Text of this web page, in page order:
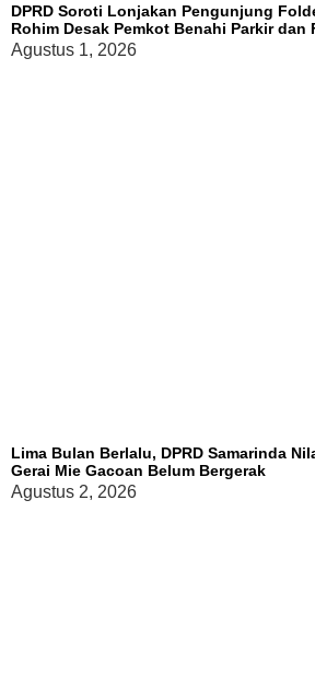
DPRD Soroti Lonjakan Pengunjung
Rohim Desak Pemkot Benahi Parkir
Agustus 1, 2026
Lima Bulan Berlalu, DPRD Samarinda
Gerai Mie Gacoan Belum Bergerak
Agustus 2, 2026